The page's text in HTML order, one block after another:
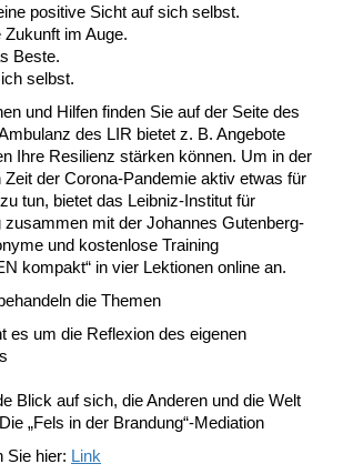
positive Sicht auf sich selbst.
Zukunft im Auge.
Beste.
selbst.
und Hilfen finden Sie auf der Seite des
des LIR bietet z. B. Angebote
Ihre Resilienz stärken können. Um in der
Zeit der Corona-Pandemie aktiv etwas für
tun, bietet das Leibniz-Institut für
zusammen mit der Johannes Gutenberg-
und kostenlose Training
kompakt“ in vier Lektionen online an.
die Themen
es um die Reflexion des eigenen
Blick auf sich, die Anderen und die Welt
„Fels in der Brandung“-Mediation
Sie hier: Link